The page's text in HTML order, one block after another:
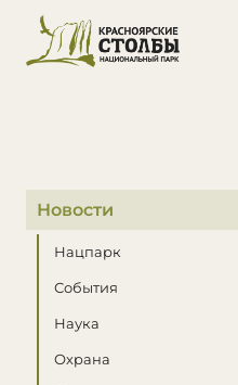
В этом разделе
Новости
Нацпарк
События
Наука
Охрана